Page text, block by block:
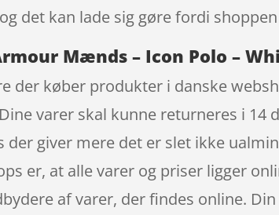
det kan lade sig gøre fordi
Mænds – Icon Polo –
der køber produkter i danske
varer skal kunne returneres i 14
der giver mere det er slet ikke
er, at alle varer og priser ligger
af varer, der findes online.